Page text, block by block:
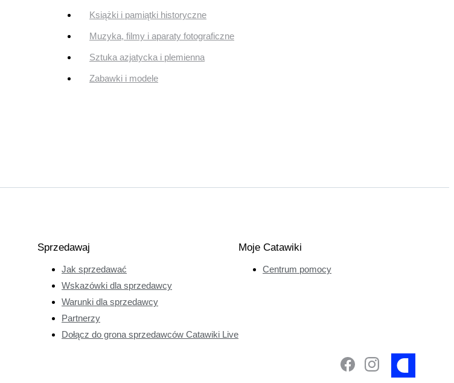
Książki i pamiątki historyczne
Muzyka, filmy i aparaty fotograficzne
Sztuka azjatycka i plemienna
Zabawki i modele
Sprzedawaj
Jak sprzedawać
Wskazówki dla sprzedawcy
Warunki dla sprzedawcy
Partnerzy
Dołącz do grona sprzedawców Catawiki Live
Moje Catawiki
Centrum pomocy